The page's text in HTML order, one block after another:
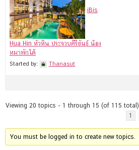
iBis
Hua Hin หัวหิน ประจวบคีรีขันธ์ น้อง
หมาพักได้
Started by: Thanasut
Viewing 20 topics - 1 through 15 (of 115 total)
1
You must be logged in to create new topics.